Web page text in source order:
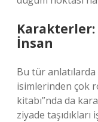
İnsan
Bu tür
isimlerinden çok
kitabı”nda da
ziyade